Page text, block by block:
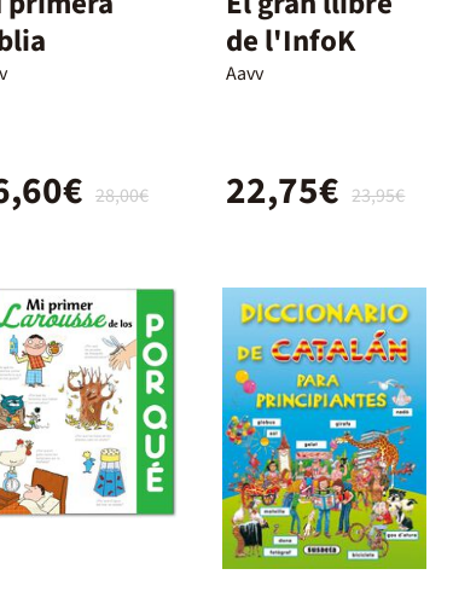
28,00€
de l'InfoK
Aavv
23,95€
22,75€